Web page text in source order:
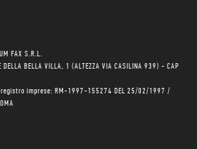
FAX S.R.L.
BELLA VILLA, 1 (ALTEZZA VIA CASILINA 939) - CAP
registro imprese: RM-1997-155274 DEL 25/02/1997 /